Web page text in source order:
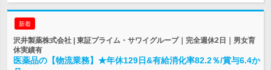
新着
沢井製薬株式会社 | 東証プライム・サワイグループ｜完全週休2日｜男女育
休実績有
医薬品の【物流業務】★年休129日&有給消化率82.2％/賞与6.4か